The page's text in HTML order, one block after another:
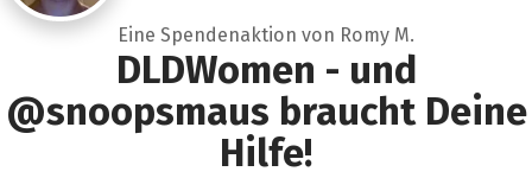
Eine Spendenaktion von Romy M.
DLDWomen - und
@snoopsmaus braucht Deine
Hilfe!